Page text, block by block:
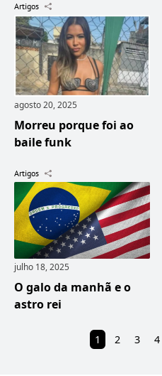
Artigos
agosto 20, 2025
Morreu porque foi ao
baile funk
Artigos
julho 18, 2025
O galo da manhã e o
astro rei
1 2 3 4